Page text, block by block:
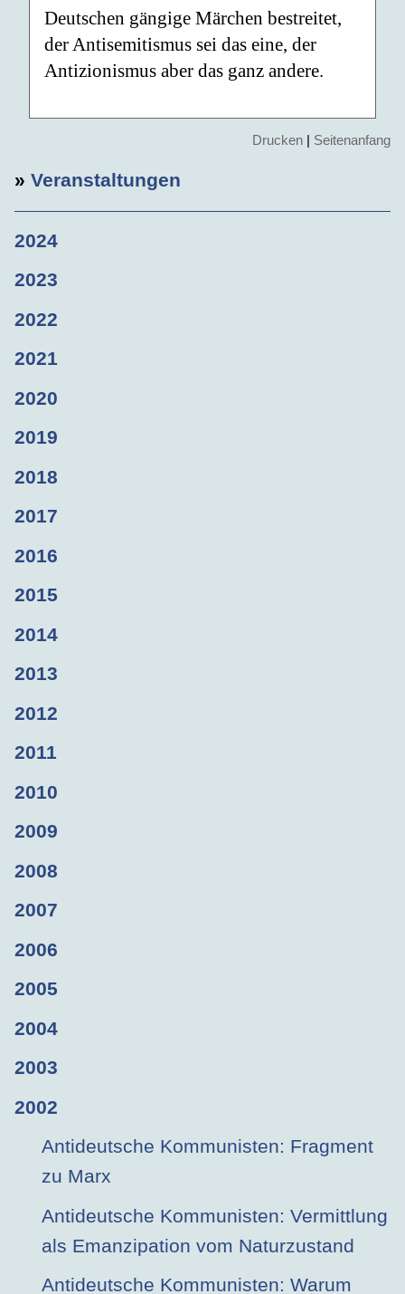
Deutschen gängige Märchen bestreitet,
der Antisemitismus sei das eine, der
Antizionismus aber das ganz andere.
Drucken | Seitenanfang
» Veranstaltungen
2024
2023
2022
2021
2020
2019
2018
2017
2016
2015
2014
2013
2012
2011
2010
2009
2008
2007
2006
2005
2004
2003
2002
Antideutsche Kommunisten: Fragment
zu Marx
Antideutsche Kommunisten: Vermittlung
als Emanzipation vom Naturzustand
Antideutsche Kommunisten: Warum